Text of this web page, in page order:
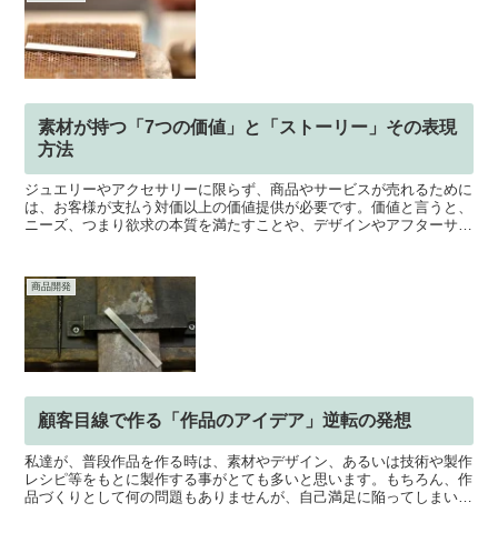
素材が持つ「7つの価値」と「ストーリー」その表現
方法
ジュエリーやアクセサリーに限らず、商品やサービスが売れるために
は、お客様が支払う対価以上の価値提供が必要です。価値と言うと、
ニーズ、つまり欲求の本質を満たすことや、デザインやアフターサー
商品開発
顧客目線で作る「作品のアイデア」逆転の発想
私達が、普段作品を作る時は、素材やデザイン、あるいは技術や製作
レシピ等をもとに製作する事がとても多いと思います。もちろん、作
品づくりとして何の問題もありませんが、自己満足に陥ってしまい